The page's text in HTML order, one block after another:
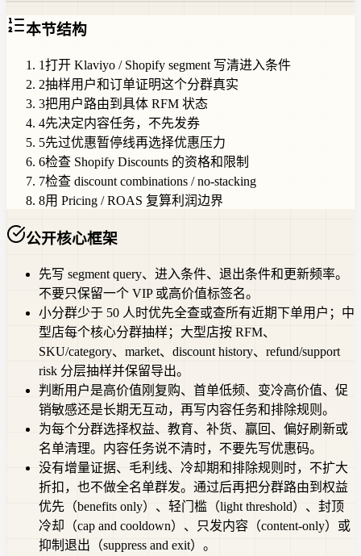
本节结构
1打开 Klaviyo / Shopify segment 写清进入条件
2抽样用户和订单证明这个分群真实
3把用户路由到具体 RFM 状态
4先决定内容任务，不先发券
5先过优惠暂停线再选择优惠压力
6检查 Shopify Discounts 的资格和限制
7检查 discount combinations / no-stacking
8用 Pricing / ROAS 复算利润边界
公开核心框架
先写 segment query、进入条件、退出条件和更新频率。
不要只保留一个 VIP 或高价值标签名。
小分群少于 50 人时优先全查或查所有近期下单用户；中
型店每个核心分群抽样；大型店按 RFM、
SKU/category、market、discount history、refund/support
risk 分层抽样并保留导出。
判断用户是高价值刚复购、首单低频、变冷高价值、促
销敏感还是长期无互动，再写内容任务和排除规则。
为每个分群选择权益、教育、补货、赢回、偏好刷新或
名单清理。内容任务说不清时，不要先写优惠码。
没有增量证据、毛利线、冷却期和排除规则时，不扩大
折扣，也不做全名单群发。通过后再把分群路由到权益
优先（benefits only）、轻门槛（light threshold）、封顶
冷却（cap and cooldown）、只发内容（content-only）或
抑制退出（suppress and exit）。